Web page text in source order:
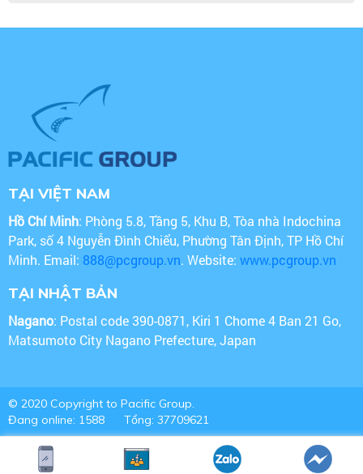
TẠI VIỆT NAM
Hồ Chí Minh: Phòng 5.8, Tầng 5, Khu B, Tòa nhà Indochina
Park, số 4 Nguyễn Đình Chiểu, Phường Tân Định, TP Hồ Chí
Minh. Email: 888@pcgroup.vn. Website: www.pcgroup.vn
TẠI NHẬT BẢN
Nagano: Postal code 390-0871, Kiri 1 Chome 4 Ban 21 Go,
Matsumoto City Nagano Prefecture, Japan
© 2020 Copyright to Pacific Group.
Đang online: 1588
Tổng: 37709621